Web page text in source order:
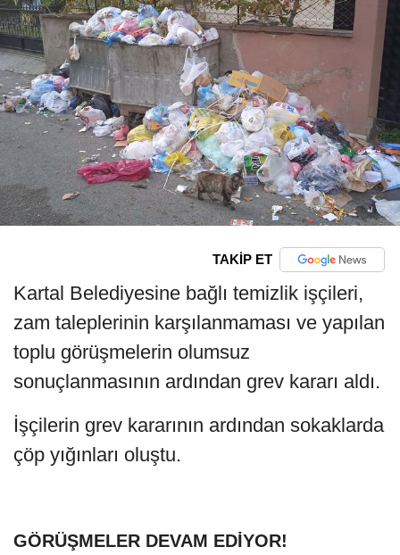
TAKİP ET
Kartal Belediyesine bağlı temizlik işçileri,
zam taleplerinin karşılanmaması ve yapılan
toplu görüşmelerin olumsuz
sonuçlanmasının ardından grev kararı aldı.
İşçilerin grev kararının ardından sokaklarda
çöp yığınları oluştu.
GÖRÜŞMELER DEVAM EDİYOR!